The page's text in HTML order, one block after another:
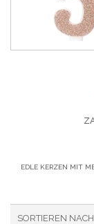
EDLE KERZEN MIT
SORTIEREN NACH